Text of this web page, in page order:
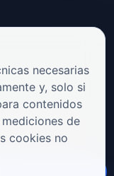
Envíanos tus
musicales.
necesarias
y, solo si
contenidos
de
cookies no